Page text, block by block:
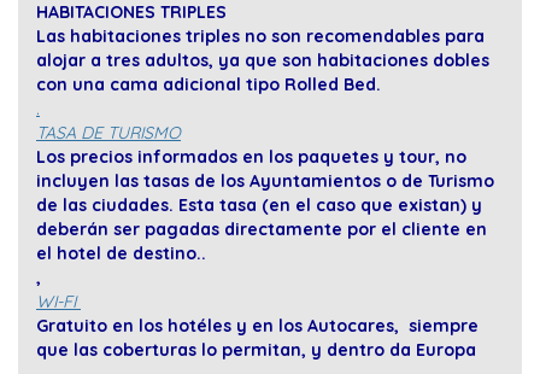
HABITACIONES TRIPLES
Las habitaciones triples no son recomendables para
alojar a tres adultos, ya que son habitaciones dobles
con una cama adicional tipo Rolled Bed.
.
TASA DE TURISMO
Los precios informados en los paquetes y tour, no
incluyen las tasas de los Ayuntamientos o de Turismo
de las ciudades. Esta tasa (en el caso que existan) y
deberán ser pagadas directamente por el cliente en
el hotel de destino..
,
WI-FI
Gratuito en los hotéles y en los Autocares, siempre
que las coberturas lo permitan, y dentro da Europa